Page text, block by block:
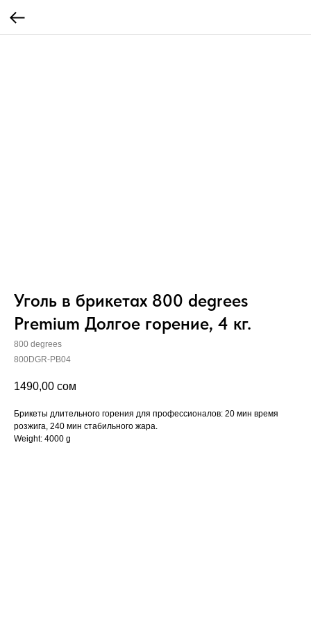
Уголь в брикетах 800 degrees
Premium Долгое горение, 4 кг.
800 degrees
800DGR-PB04
1490,00 сом
Брикеты длительного горения для профессионалов: 20 мин время
розжига, 240 мин стабильного жара.
Weight: 4000 g